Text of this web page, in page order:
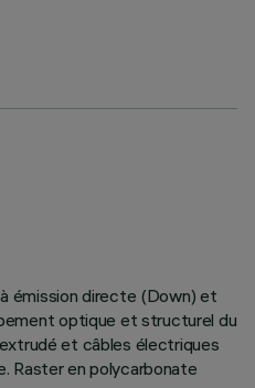
émission directe (Down) et
optique et structurel du
et câbles électriques
Raster en polycarbonate